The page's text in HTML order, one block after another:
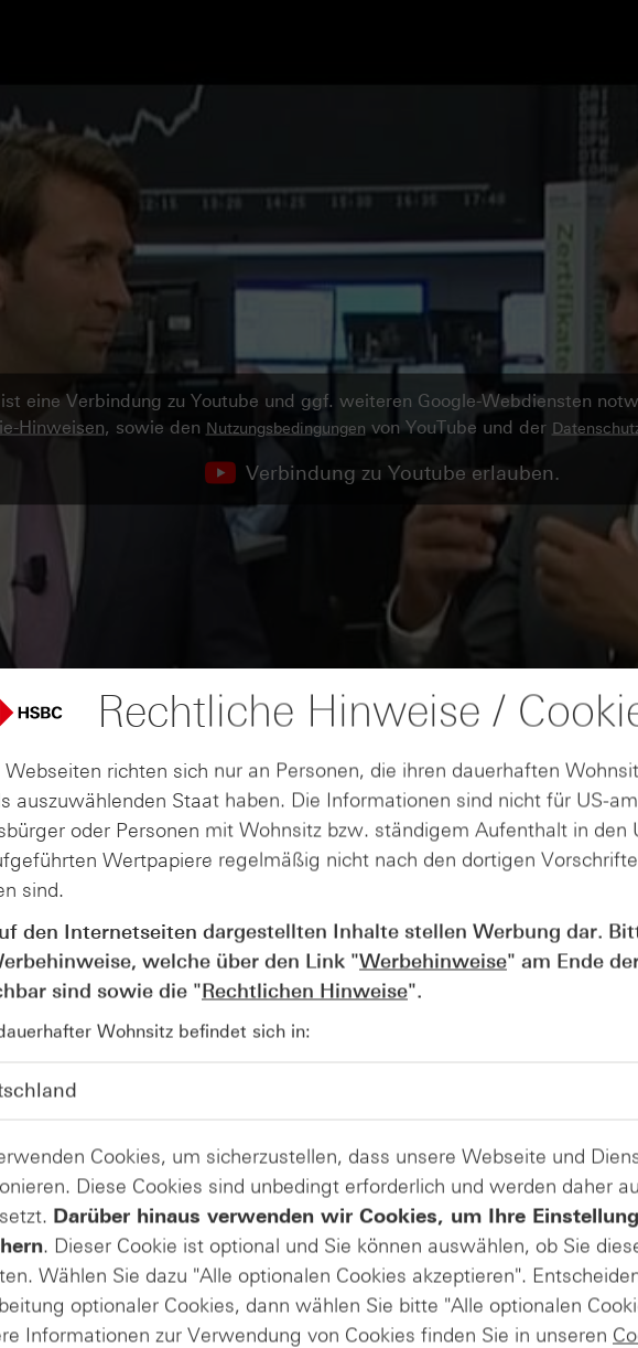
eine Verbindung zu Youtube und ggf. weiteren Google-Webdiensten
Hinweisen, sowie den Nutzungsbedingungen von YouTube und der
Verbindung zu Youtube erlauben.
AUGUST
04
Kündigungen bei Derivaten - Webinar
Rechtliche Hinweise /
Webseiten richten sich nur an Personen, die ihren dauerhaften
auszuwählenden Staat haben. Die Informationen sind nicht für US-
oder Personen mit Wohnsitz bzw. ständigem Aufenthalt in den
Wertpapiere regelmäßig nicht nach den dortigen
sind.
den Internetseiten dargestellten Inhalte stellen Werbung dar.
welche über den Link "Werbehinweise" am Ende
sind sowie die "Rechtlichen Hinweise".
Wohnsitz befindet sich in:
Cookies, um sicherzustellen, dass unsere Webseite und
Diese Cookies sind unbedingt erforderlich und werden daher
Darüber hinaus verwenden wir Cookies, um Ihre
. Dieser Cookie ist optional und Sie können auswählen, ob Sie
Wählen Sie dazu "Alle optionalen Cookies akzeptieren".
optionaler Cookies, dann wählen Sie bitte "Alle optionalen
Informationen zur Verwendung von Cookies finden Sie in unseren